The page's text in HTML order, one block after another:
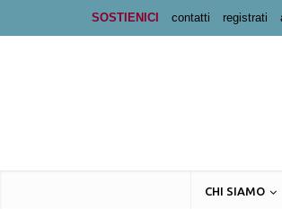
SOSTIENICI contatti registrati
CHI SIAMO